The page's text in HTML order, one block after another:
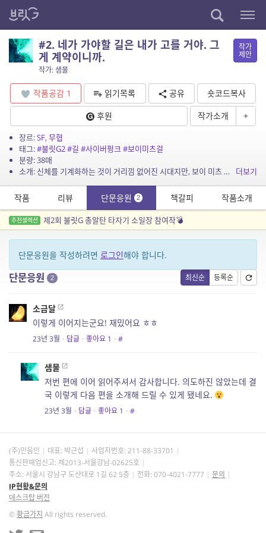
#2. 네가 가야할 길은 내가 고를 거야. 그
게 계약이니까.
작가: 샘물
작가
제안
작품공감 1 읽기목록 공유
숏코드복사
후원
작가소개 +
장르:SF,무협
태그:#불릿G2#길 #사이버펑크#보이미츠걸
분량: 38매
소개: 신체를 기계화하는 것이 거리낌 없어진 시대지만, 보이 미츠 걸은 마법같은 기적을 일으킨다.
더보기
작품 리뷰 단문응원 2 책갈피 작품소개
추천셀렉션 제2회 불릿G 총알탄 타자기 소일장 참여작💣
단문응원을 작성하려면 로그인해야 합니다.
최신순 등록순
단문응원 2
소금달
이렇게 이어지는군요! 재밌어요 ㅎㅎ
23년 3월 · 답글 · 좋아요 1 · #
샘물
저번 편에 이어 읽어주셔서 감사합니다. 의도하진 않았는데 결
국 이렇게 다음 편을 소개해 드릴 수 있게 됐네요.
23년 3월 · 답글 · 좋아요 1 · #
(주)민음인 대표: 박근섭 사업자번호: 211-88-33701
통신판매업신고: 제2013-서울강남-02625호
주소: 서울시 강남구 도산대로 1길 62 5층
전화: 070-4021-7777
문의
IP현황&문의
데스크탑 버전
©황금가지 All rights reserved.